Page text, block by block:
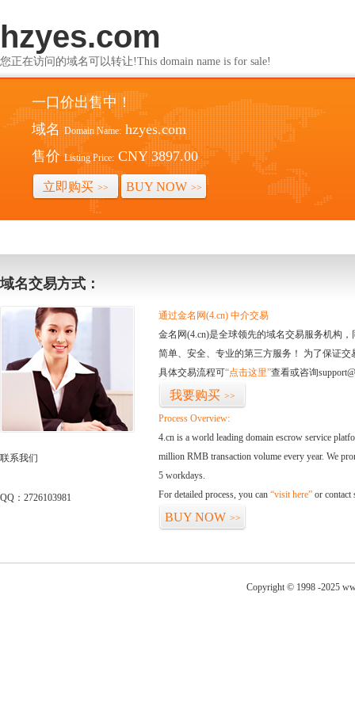
hzyes.com
您正在访问的域名可以转让!This domain name is for sale!
一口价出售中！
域名 Domain Name: hzyes.com
售价 Listing Price: CNY 3897.00
立即购买 >> BUY NOW >>
域名交易方式：
联系我们
QQ：2726103981
通过金名网(4.cn) 中介交易
金名网(4.cn)是全球领先的域名交易服务机构
简单、安全、专业的第三方服务！ 为了保证
具体交易流程可“点击这里”查看或咨询
我要购买 >>
Process Overview:
4.cn is a world leading domain escrow service
million RMB transaction volume every year. We
5 workdays.
For detailed process, you can “visit here” or contact
BUY NOW >>
Copyright © 1998 -2025